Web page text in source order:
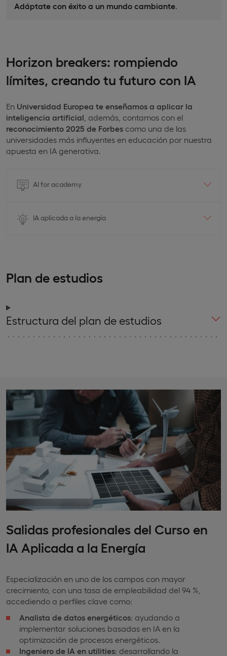
Adáptate con éxito a un mundo cambiante.
Horizon breakers: rompiendo
límites, creando tu futuro con IA
En Universidad Europea te enseñamos a aplicar la
inteligencia artificial , además, contamos con el
reconocimiento 2025 de Forbes como una de las
universidades más influyentes en educación por nuestra
apuesta en IA generativa.
AI for academy
IA aplicada a la energía
Plan de estudios
Estructura del plan de estudios
Salidas profesionales del Curso en
IA Aplicada a la Energía
Especialización en uno de los campos con mayor
crecimiento, con una tasa de empleabilidad del 94 %,
accediendo a perfiles clave como:
Analista de datos energéticos: ayudando a
implementar soluciones basadas en IA en la
optimización de procesos energéticos.
Ingeniero de IA en utilities: desarrollando la